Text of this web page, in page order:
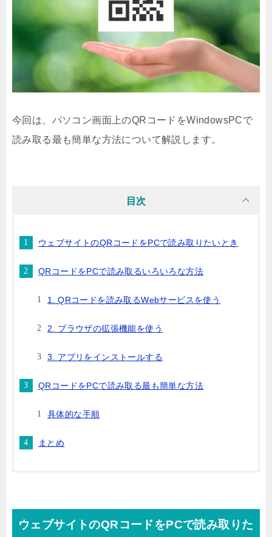
今回は、パソコン画面上のQRコードをWindowsPCで
読み取る最も簡単な方法について解説します。
目次
ウェブサイトのQRコードをPCで読み取りたいとき
QRコードをPCで読み取るいろいろな方法
1. QRコードを読み取るWebサービスを使う
2. ブラウザの拡張機能を使う
3. アプリをインストールする
QRコードをPCで読み取る最も簡単な方法
具体的な手順
まとめ
ウェブサイトのQRコードをPCで読み取りた